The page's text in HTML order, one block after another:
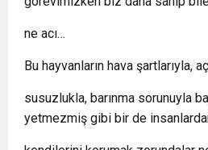
ne acı…
Bu hayvanların hava şartlarıyla,
susuzlukla, barınma sorunuyla
yetmezmiş gibi bir de